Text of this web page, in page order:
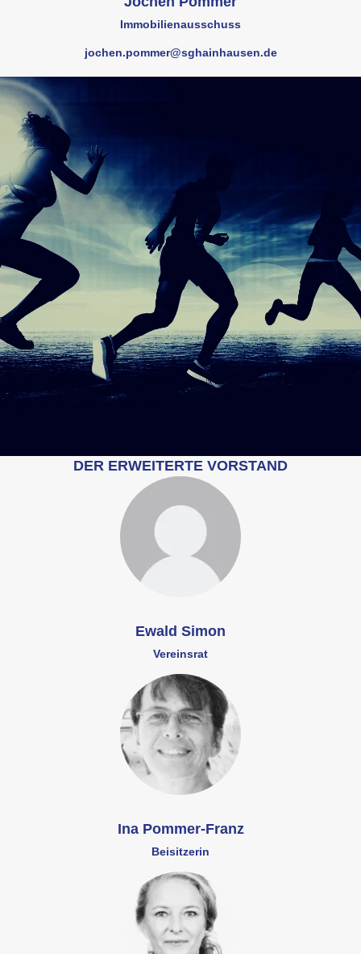
Immobilienausschuss
jochen.pommer@sghainhausen.de
DER ERWEITERTE VORSTAND
Ewald Simon
Vereinsrat
Ina Pommer-Franz
Beisitzerin